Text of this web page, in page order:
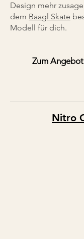
Design mehr
dem Baagl Skate
Modell für dich.
Zum
Nitro